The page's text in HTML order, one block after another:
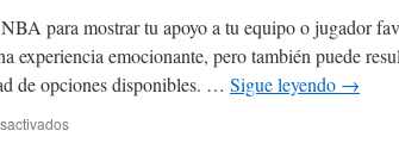
para mostrar tu apoyo a tu equipo o jugador
experiencia emocionante, pero también puede
de opciones disponibles. … Sigue leyendo →
en